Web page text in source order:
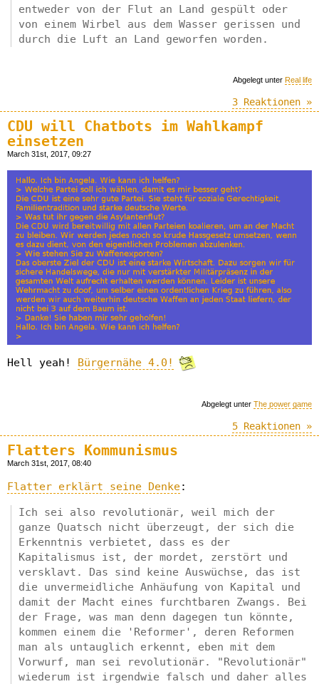
entweder von der Flut an Land gespült oder
von einem Wirbel aus dem Wasser gerissen und
durch die Luft an Land geworfen worden.
Abgelegt unter Real life
3 Reaktionen »
CDU will Chatbots im Wahlkampf
einsetzen
March 31st, 2017, 09:27
Hell yeah! Bürgernähe 4.0!
Abgelegt unter The power game
5 Reaktionen »
Flatters Kommunismus
March 31st, 2017, 08:40
Flatter erklärt seine Denke:
Ich sei also revolutionär, weil mich der
ganze Quatsch nicht überzeugt, der sich die
Erkenntnis verbietet, dass es der
Kapitalismus ist, der mordet, zerstört und
versklavt. Das sind keine Auswüchse, das ist
die unvermeidliche Anhäufung von Kapital und
damit der Macht eines furchtbaren Zwangs. Bei
der Frage, was man denn dagegen tun könnte,
kommen einem die 'Reformer', deren Reformen
man als untauglich erkennt, eben mit dem
Vorwurf, man sei revolutionär. "Revolutionär"
wiederum ist irgendwie falsch und daher alles